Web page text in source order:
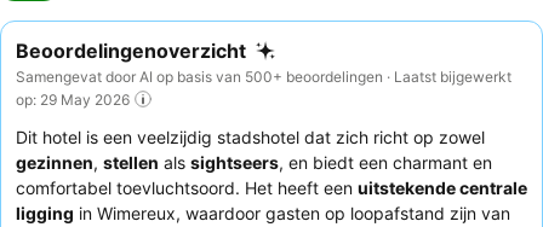
Beoordelingenoverzicht
Samengevat door AI op basis van 500+ beoordelingen · Laatst bijgewerkt
op: 29 May 2026
Dit hotel is een veelzijdig stadshotel dat zich richt op zowel
gezinnen, stellen als sightseers, en biedt een charmant en
comfortabel toevluchtsoord. Het heeft een uitstekende centrale
ligging in Wimereux, waardoor gasten op loopafstand zijn van